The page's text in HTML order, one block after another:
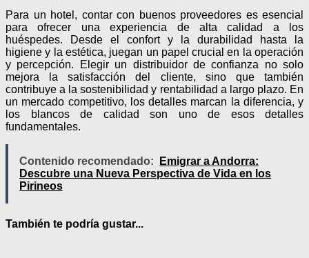
Para un hotel, contar con buenos proveedores es esencial
para ofrecer una experiencia de alta calidad a los
huéspedes. Desde el confort y la durabilidad hasta la
higiene y la estética, juegan un papel crucial en la operación
y percepción. Elegir un distribuidor de confianza no solo
mejora la satisfacción del cliente, sino que también
contribuye a la sostenibilidad y rentabilidad a largo plazo. En
un mercado competitivo, los detalles marcan la diferencia, y
los blancos de calidad son uno de esos detalles
fundamentales.
Contenido recomendado:
Emigrar a Andorra:
Descubre una Nueva Perspectiva de Vida en los
Pirineos
También te podría gustar...